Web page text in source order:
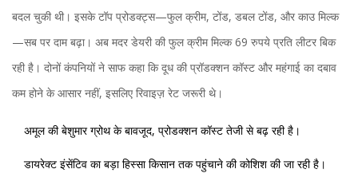
बदल चुकी थी। इसके टॉप प्रोडक्ट्स—फुल क्रीम, टोंड, डबल टोंड, और काउ मिल्क
—सब पर दाम बढ़ा। अब मदर डेयरी की फुल क्रीम मिल्क 69 रुपये प्रति लीटर बिक
रही है। दोनों कंपनियों ने साफ कहा कि दूध की प्रॉडक्शन कॉस्ट और महंगाई का दबाव
कम होने के आसार नहीं, इसलिए रिवाइज़ रेट जरूरी थे।
अमूल की बेशुमार ग्रोथ के बावजूद, प्रोडक्शन कॉस्ट तेजी से बढ़ रही है।
डायरेक्ट इंसेंटिव का बड़ा हिस्सा किसान तक पहुंचाने की कोशिश की जा रही है।